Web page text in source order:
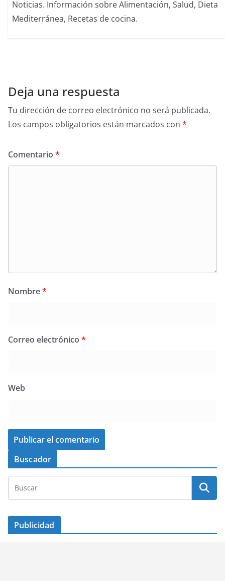
Noticias. Información sobre Alimentación, Salud, Dieta
Mediterránea, Recetas de cocina.
Deja una respuesta
Tu dirección de correo electrónico no será publicada.
Los campos obligatorios están marcados con *
Comentario *
Nombre*
Correo electrónico *
Web
Buscador
Publicidad